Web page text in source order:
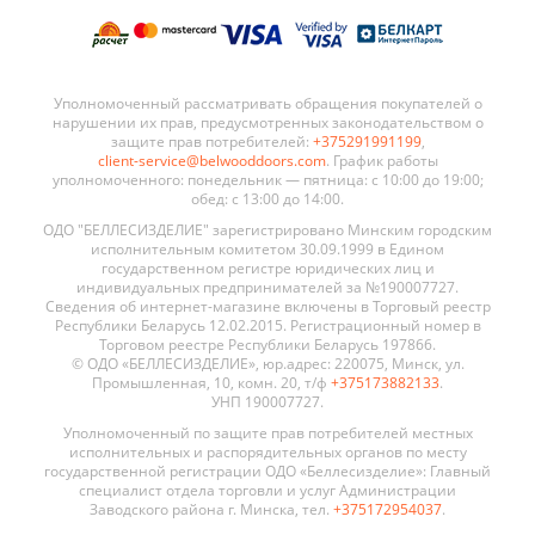
Уполномоченный рассматривать обращения покупателей о
нарушении их прав, предусмотренных законодательством о
защите прав потребителей: +375291991199,
client-service@belwooddoors.com. График работы
уполномоченного: понедельник — пятница: с 10:00 до 19:00;
обед: с 13:00 до 14:00.
ОДО "БЕЛЛЕСИЗДЕЛИЕ" зарегистрировано Минским городским
исполнительным комитетом 30.09.1999 в Едином
государственном регистре юридических лиц и
индивидуальных предпринимателей за №190007727.
Сведения об интернет-магазине включены в Торговый реестр
Республики Беларусь 12.02.2015. Регистрационный номер в
Торговом реестре Республики Беларусь 197866.
© ОДО «БЕЛЛЕСИЗДЕЛИЕ», юр.адрес: 220075, Минск, ул.
Промышленная, 10, комн. 20, т/ф +375173882133.
УНП 190007727.
Уполномоченный по защите прав потребителей местных
исполнительных и распорядительных органов по месту
государственной регистрации ОДО «Беллесизделие»: Главный
специалист отдела торговли и услуг Администрации
Заводского района г. Минска, тел. +375172954037.